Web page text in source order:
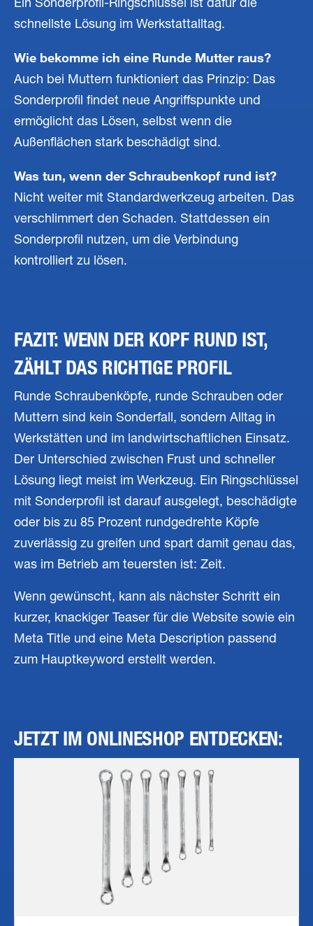
Ein Sonderprofil-Ringschlüssel ist dafür die
schnellste Lösung im Werkstattalltag.
Wie bekomme ich eine Runde Mutter raus?
Auch bei Muttern funktioniert das Prinzip: Das
Sonderprofil findet neue Angriffspunkte und
ermöglicht das Lösen, selbst wenn die
Außenflächen stark beschädigt sind.
Was tun, wenn der Schraubenkopf rund ist?
Nicht weiter mit Standardwerkzeug arbeiten. Das
verschlimmert den Schaden. Stattdessen ein
Sonderprofil nutzen, um die Verbindung
kontrolliert zu lösen.
FAZIT: WENN DER KOPF RUND IST,
ZÄHLT DAS RICHTIGE PROFIL
Runde Schraubenköpfe, runde Schrauben oder
Muttern sind kein Sonderfall, sondern Alltag in
Werkstätten und im landwirtschaftlichen Einsatz.
Der Unterschied zwischen Frust und schneller
Lösung liegt meist im Werkzeug. Ein Ringschlüssel
mit Sonderprofil ist darauf ausgelegt, beschädigte
oder bis zu 85 Prozent rundgedrehte Köpfe
zuverlässig zu greifen und spart damit genau das,
was im Betrieb am teuersten ist: Zeit.
Wenn gewünscht, kann als nächster Schritt ein
kurzer, knackiger Teaser für die Website sowie ein
Meta Title und eine Meta Description passend
zum Hauptkeyword erstellt werden.
JETZT IM ONLINESHOP ENTDECKEN: